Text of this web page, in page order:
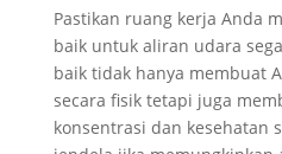
Pastikan ruang kerja Anda
baik untuk aliran udara
baik tidak hanya membuat
secara fisik tetapi juga
konsentrasi dan kesehatan